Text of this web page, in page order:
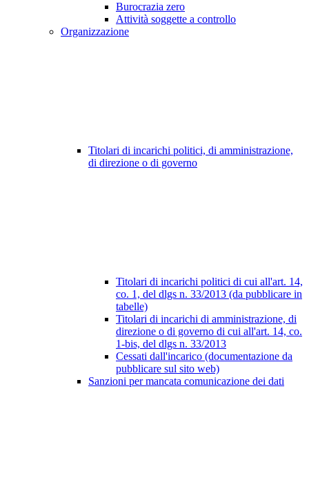
Burocrazia zero
Attività soggette a controllo
Organizzazione
Titolari di incarichi politici, di amministrazione,
di direzione o di governo
Titolari di incarichi politici di cui all'art. 14,
co. 1, del dlgs n. 33/2013 (da pubblicare in
tabelle)
Titolari di incarichi di amministrazione, di
direzione o di governo di cui all'art. 14, co.
1-bis, del dlgs n. 33/2013
Cessati dall'incarico (documentazione da
pubblicare sul sito web)
Sanzioni per mancata comunicazione dei dati